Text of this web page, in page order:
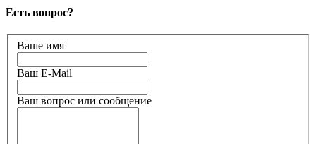
Есть вопрос?
Ваше имя
Ваш E-Mail
Ваш вопрос или сообщение